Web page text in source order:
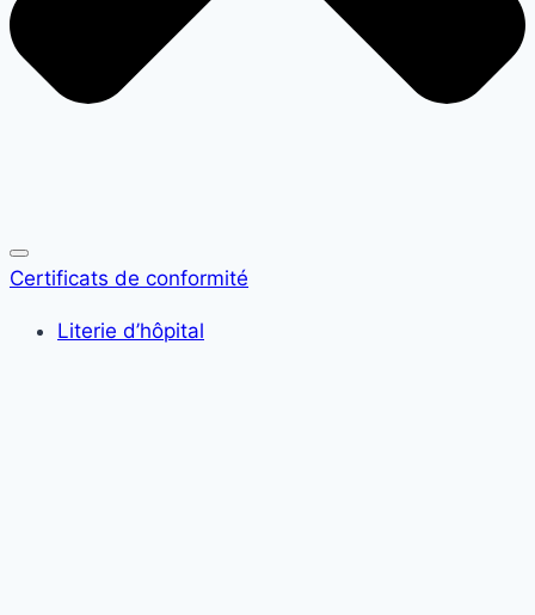
Certificats de conformité
Literie d’hôpital